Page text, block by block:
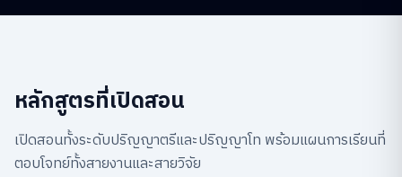
หลักสูตรที่เปิดสอน
เปิดสอนทั้งระดับปริญญาตรีและปริญญาโท พร้อมแผนการเรียนที่
ตอบโจทย์ทั้งสายงานและสายวิจัย